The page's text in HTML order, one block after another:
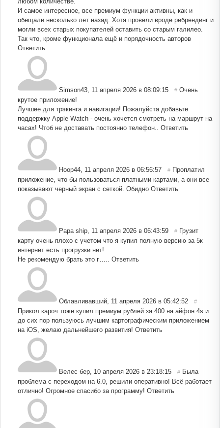
И самое интересное, все премиум функции активны, как и
обещали несколько лет назад. Хотя провели вроде ребрендинг и
могли всех старых покупателей оставить со старым галилео.
Так что, кроме функционала ещё и порядочность авторов
Ответить
Simson43 11 апреля 2026 в 08:09:15 # Очень
крутое приложение!
Лучшее для трэкинга и навигации! Пожалуйста добавьте
поддержку Apple Watch - очень хочется смотреть на маршрут на
часах! Чтоб не доставать постоянно телефон..
Ответить
Hoop44 11 апреля 2026 в 06:56:57 # Проплатил
приложение, что бы пользоваться платными картами, а они все
показывают черный экран с сеткой. Обидно Ответить
Papa ship 11 апреля 2026 в 06:43:59 # Грузит
карту очень плохо с учетом что я купил полную версию за 5к
интернет есть прогрузки нет!
Не рекомендую брать это г…..
Ответить
Облавливавший 11 апреля 2026 в 05:42:52 #
Прикол кароч тоже купил премиум рублей за 400 на айфон 4s и
до сих пор пользуюсь лучшим картографическим приложением
на iOS, желаю дальнейшего развития! Ответить
Велес бер 10 апреля 2026 в 23:18:15 # Была
проблема с переходом на 6.0, решили оперативно! Всё работает
отлично! Огромное спасибо за программу! Ответить